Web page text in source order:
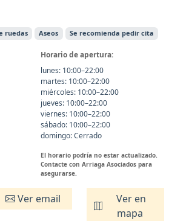
ruedas Aseos Se recomienda pedir cita
Horario de apertura:
lunes: 10:00–22:00
martes: 10:00–22:00
miércoles: 10:00–22:00
jueves: 10:00–22:00
viernes: 10:00–22:00
sábado: 10:00–22:00
domingo: Cerrado
El horario podría no estar actualizado.
Contacte con Arriaga Asociados para
asegurarse.
Ver email
Ver en
mapa